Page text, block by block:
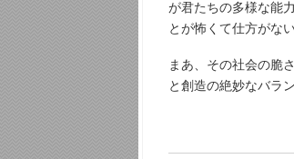
が君たちの多様な能
とが怖くて仕方がな
まあ、その社会の脆
と創造の絶妙なバラ